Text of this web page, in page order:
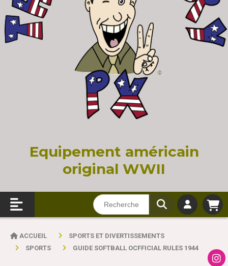
Equipement américain
original WWII
ACCUEIL
SPORTS ET DIVERTISSEMENTS
SPORTS
GUIDE SOFTBALL OCFFICIAL RULES 1944